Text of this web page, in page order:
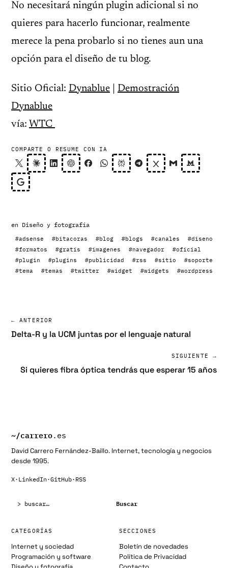
No necesitará ningún plugin adicional si no
quieres para hacerlo funcionar, realmente
merece la pena probarlo si no tienes aun una
opción para el diseño de tu blog.
Sitio Oficial: Dynablue
Demostración
Dynablue
vía: WTC
COMPARTE O RESUME CON IA
en Diseño y fotografía
#adsense #bitacoras #blog #blogs #canales
#diseno
#formatos
#gratis #imagenes #navegador
#oficial
#plugin
#plugins #publicidad #rss #sitio
#soporte
#tema
#temas #twitter #widget #widgets #wordpress
← ANTERIOR
Delta-R y la UCM juntas por el lenguaje natural
SIGUIENTE →
Si quieres fibra óptica tendrás que esperar 15 años
~/carrero.es
David Carrero Fernández-Baillo. Internet, tecnología y negocios
desde 1995.
X· LinkedIn·GitHub· RSS
Buscar
CATEGORÍAS
Internet y sociedad
Programación y software
SECCIONES
Boletín de novedades
Política de Privacidad